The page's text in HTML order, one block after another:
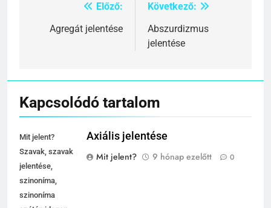
Bejegyzés
Abszurdizmus
Kapcsolódó tartalom
Mit jelent?
Szavak, szavak
jelentése,
szinoníma,
szinoníma